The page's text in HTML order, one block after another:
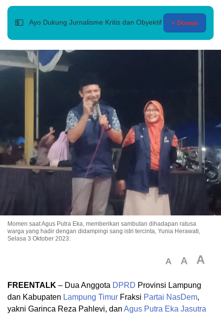
💵 Ayo Dukung Jurnalisme Kritis dan Obyektif + Donasi
Momen saat Agus Putra Eka, memberikan sambutan dihadapan ratusa
warga yang hadir dengan didampingi sang istri tercinta, Yunia Herawati,
Selasa 3 Oktober 2023.
A A A
FREENTALK – Dua Anggota DPRD Provinsi Lampung
dan Kabupaten Lampung Timur Fraksi Partai NasDem,
yakni Garinca Reza Pahlevi, dan Agus Putra Eka Jasutra